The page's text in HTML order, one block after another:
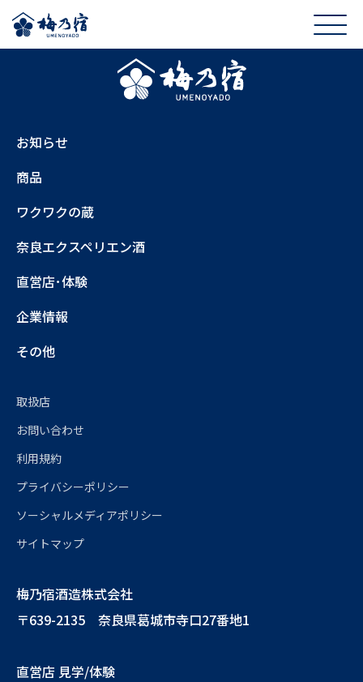
お知らせ
商品
ワクワクの蔵
奈良エクスペリエン酒
直営店･体験
企業情報
その他
取扱店
お問い合わせ
利用規約
プライバシーポリシー
ソーシャルメディアポリシー
サイトマップ
梅乃宿酒造株式会社
〒639-2135 奈良県葛城市寺口27番地1
直営店 見学/体験